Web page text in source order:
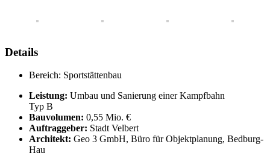
Details
Bereich: Sportstättenbau
Leistung: Umbau und Sanierung einer Kampfbahn
Typ B
Bauvolumen: 0,55 Mio. €
Auftraggeber: Stadt Velbert
Architekt: Geo 3 GmbH, Büro für Objektplanung, Bedburg-
Hau